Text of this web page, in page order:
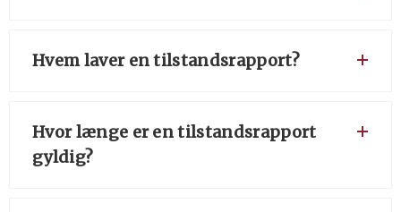
Hvem laver en tilstandsrapport?
Hvor længe er en tilstandsrapport
gyldig?